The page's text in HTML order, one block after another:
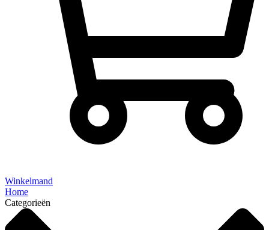
Winkelmand
Home
Categorieën